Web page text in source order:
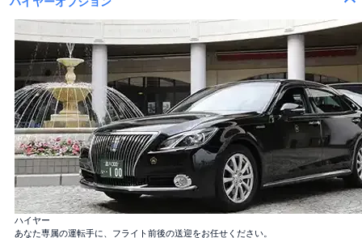
バラ100本花束
「100％の愛」
バラ12本花束
「結婚してください」
バラ40本花束
ハイヤー
あなた専属の運転手に、フライト前後の送迎をお任せください。